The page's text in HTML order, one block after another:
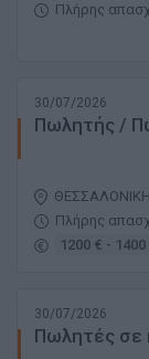
Πλήρης
30/07/2026
Πωλητής /
ΘΕΣΣΑΛΟΝΙΚΗ
Πλήρης
1200 € -
30/07/2026
Πωλητές σε